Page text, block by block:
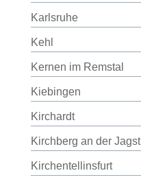
Karlsruhe
Kehl
Kernen im Remstal
Kiebingen
Kirchardt
Kirchberg an der Jagst
Kirchentellinsfurt